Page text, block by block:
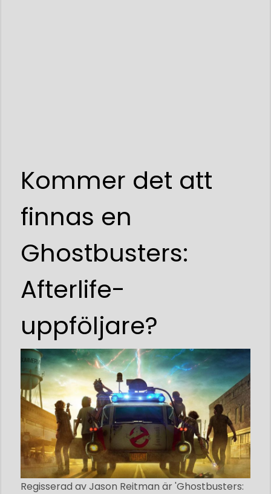
Kommer det att
finnas en
Ghostbusters:
Afterlife-
uppföljare?
Regisserad av Jason Reitman är 'Ghostbusters: